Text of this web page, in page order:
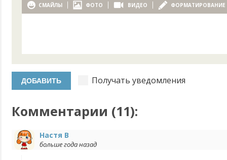
СМАЙЛЫ ФОТО ВИДЕО ФОРМАТИРОВАНИЕ
Получать уведомления
Комментарии (11):
Настя В
больше года назад